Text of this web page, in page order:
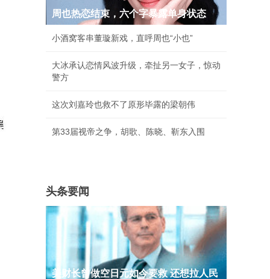
周也热恋结束，六个字暴露单身状态
小酒窝客串董璇新戏，直呼周也“小也”
大冰承认恋情风波升级，牵扯另一女子，惊动
警方
这次刘嘉玲也救不了原形毕露的梁朝伟
第33届视帝之争，胡歌、陈晓、靳东入围
头条要闻
美财长曾做空日元如今要救 还想拉人民